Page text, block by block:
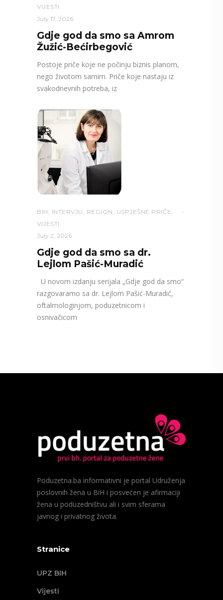
VIJESTI
July 17, 2026
Gdje god da smo sa Amrom
Žužić-Bećirbegović
Postoje priče koje ne počinju biznis planom,
nego životom samim. Priče koje nastaju iz
svakodnevnih potreba, iz
BIH , INTERVJU , REGION , USPJEŠNE PRIČE ,
VIJESTI
July 2, 2026
Gdje god da smo sa dr.
Lejlom Pašić-Muradić
U novom izdanju serijala „Gdje god da smo“
razgovaramo sa dr. Lejlom Pašić-Muradić,
oftalmologinjom, poduzetnicom i
osnivačicom
Poduzetna.ba informativni je portal Udruženja
poslovnih žena u BiH i posvećen je afirmaciji
žena u poduzedništvu ali i svim sferama
javnog i privatnog života.
Stranice
UPZ BIH
Vijesti